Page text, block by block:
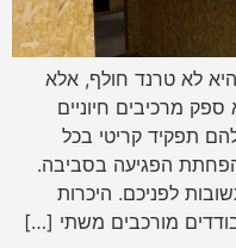
היא לא טרנד חולף, אלא
מרכיבים חיוניים
תפקיד קריטי בכל
הפגיעה בסביבה.
לפניכם. היכרות
מורכבים משתי […]